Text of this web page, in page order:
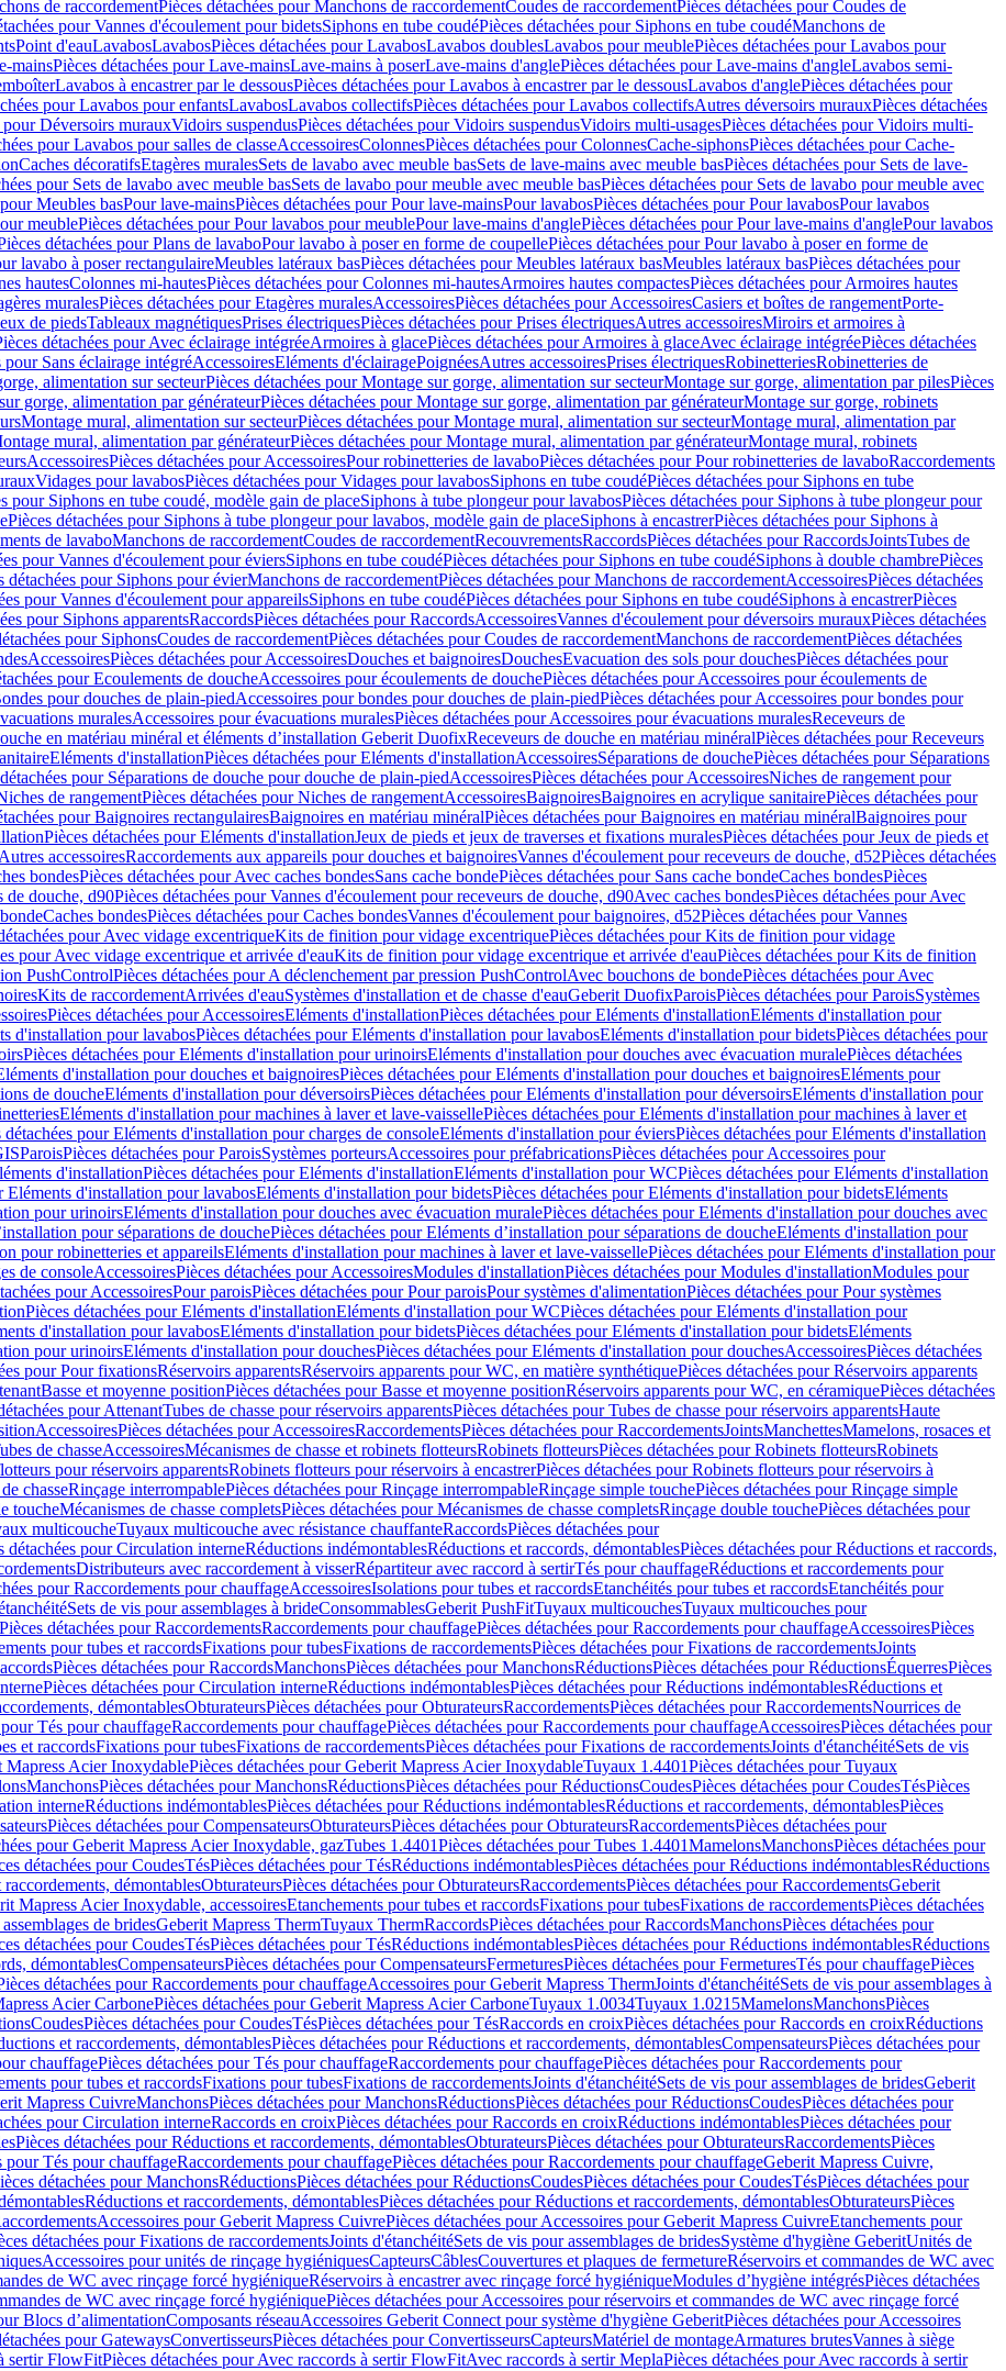
de raccordementPièces détachées pour Manchons de raccordementCoudes de raccordementPièces détachées pour Coudes de
pour Vannes d'écoulement pour bidetsSiphons en tube coudéPièces détachées pour Siphons en tube coudéManchons de
Point d'eauLavabosLavabosPièces détachées pour LavabosLavabos doublesLavabos pour meublePièces détachées pour Lavabos pour
mainsPièces détachées pour Lave-mainsLave-mains à poserLave-mains d'anglePièces détachées pour Lave-mains d'angleLavabos semi-
Lavabos à encastrer par le dessousPièces détachées pour Lavabos à encastrer par le dessousLavabos d'anglePièces détachées pour
pour Lavabos pour enfantsLavabosLavabos collectifsPièces détachées pour Lavabos collectifsAutres déversoirs murauxPièces détachées
pour Déversoirs murauxVidoirs suspendusPièces détachées pour Vidoirs suspendusVidoirs multi-usagesPièces détachées pour Vidoirs multi-
pour Lavabos pour salles de classeAccessoiresColonnesPièces détachées pour ColonnesCache-siphonsPièces détachées pour Cache-
Caches décoratifsEtagères muralesSets de lavabo avec meuble basSets de lave-mains avec meuble basPièces détachées pour Sets de lave-
pour Sets de lavabo avec meuble basSets de lavabo pour meuble avec meuble basPièces détachées pour Sets de lavabo pour meuble avec
Meubles basPour lave-mainsPièces détachées pour Pour lave-mainsPour lavabosPièces détachées pour Pour lavabosPour lavabos
meublePièces détachées pour Pour lavabos pour meublePour lave-mains d'anglePièces détachées pour Pour lave-mains d'anglePour lavabos
détachées pour Plans de lavaboPour lavabo à poser en forme de coupellePièces détachées pour Pour lavabo à poser en forme de
lavabo à poser rectangulaireMeubles latéraux basPièces détachées pour Meubles latéraux basMeubles latéraux basPièces détachées pour
hautesColonnes mi-hautesPièces détachées pour Colonnes mi-hautesArmoires hautes compactesPièces détachées pour Armoires hautes
muralesPièces détachées pour Etagères muralesAccessoiresPièces détachées pour AccessoiresCasiers et boîtes de rangementPorte-
de piedsTableaux magnétiquesPrises électriquesPièces détachées pour Prises électriquesAutres accessoiresMiroirs et armoires à
détachées pour Avec éclairage intégréeArmoires à glacePièces détachées pour Armoires à glaceAvec éclairage intégréePièces détachées
pour Sans éclairage intégréAccessoiresEléments d'éclairagePoignéesAutres accessoiresPrises électriquesRobinetteriesRobinetteries de
alimentation sur secteurPièces détachées pour Montage sur gorge, alimentation sur secteurMontage sur gorge, alimentation par pilesPièces
gorge, alimentation par générateurPièces détachées pour Montage sur gorge, alimentation par générateurMontage sur gorge, robinets
Montage mural, alimentation sur secteurPièces détachées pour Montage mural, alimentation sur secteurMontage mural, alimentation par
mural, alimentation par générateurPièces détachées pour Montage mural, alimentation par générateurMontage mural, robinets
AccessoiresPièces détachées pour AccessoiresPour robinetteries de lavaboPièces détachées pour Pour robinetteries de lavaboRaccordements
Vidages pour lavabosPièces détachées pour Vidages pour lavabosSiphons en tube coudéPièces détachées pour Siphons en tube
pour Siphons en tube coudé, modèle gain de placeSiphons à tube plongeur pour lavabosPièces détachées pour Siphons à tube plongeur pour
Pièces détachées pour Siphons à tube plongeur pour lavabos, modèle gain de placeSiphons à encastrerPièces détachées pour Siphons à
de lavaboManchons de raccordementCoudes de raccordementRecouvrementsRaccordsPièces détachées pour RaccordsJointsTubes de
pour Vannes d'écoulement pour éviersSiphons en tube coudéPièces détachées pour Siphons en tube coudéSiphons à double chambrePièces
détachées pour Siphons pour évierManchons de raccordementPièces détachées pour Manchons de raccordementAccessoiresPièces détachées
pour Vannes d'écoulement pour appareilsSiphons en tube coudéPièces détachées pour Siphons en tube coudéSiphons à encastrerPièces
pour Siphons apparentsRaccordsPièces détachées pour RaccordsAccessoiresVannes d'écoulement pour déversoirs murauxPièces détachées
pour SiphonsCoudes de raccordementPièces détachées pour Coudes de raccordementManchons de raccordementPièces détachées
AccessoiresPièces détachées pour AccessoiresDouches et baignoiresDouchesEvacuation des sols pour douchesPièces détachées pour
pour Ecoulements de doucheAccessoires pour écoulements de douchePièces détachées pour Accessoires pour écoulements de
pour douches de plain-piedAccessoires pour bondes pour douches de plain-piedPièces détachées pour Accessoires pour bondes pour
muralesAccessoires pour évacuations muralesPièces détachées pour Accessoires pour évacuations muralesReceveurs de
en matériau minéral et éléments d’installation Geberit DuofixReceveurs de douche en matériau minéralPièces détachées pour Receveurs
Eléments d'installationPièces détachées pour Eléments d'installationAccessoiresSéparations de douchePièces détachées pour Séparations
pour Séparations de douche pour douche de plain-piedAccessoiresPièces détachées pour AccessoiresNiches de rangement pour
de rangementPièces détachées pour Niches de rangementAccessoiresBaignoiresBaignoires en acrylique sanitairePièces détachées pour
pour Baignoires rectangulairesBaignoires en matériau minéralPièces détachées pour Baignoires en matériau minéralBaignoires pour
Pièces détachées pour Eléments d'installationJeux de pieds et jeux de traverses et fixations muralesPièces détachées pour Jeux de pieds et
Autres accessoiresRaccordements aux appareils pour douches et baignoiresVannes d'écoulement pour receveurs de douche, d52Pièces détachées
bondesPièces détachées pour Avec caches bondesSans cache bondePièces détachées pour Sans cache bondeCaches bondesPièces
de douche, d90Pièces détachées pour Vannes d'écoulement pour receveurs de douche, d90Avec caches bondesPièces détachées pour Avec
Caches bondesPièces détachées pour Caches bondesVannes d'écoulement pour baignoires, d52Pièces détachées pour Vannes
pour Avec vidage excentriqueKits de finition pour vidage excentriquePièces détachées pour Kits de finition pour vidage
pour Avec vidage excentrique et arrivée d'eauKits de finition pour vidage excentrique et arrivée d'eauPièces détachées pour Kits de finition
PushControlPièces détachées pour A déclenchement par pression PushControlAvec bouchons de bondePièces détachées pour Avec
Kits de raccordementArrivées d'eauSystèmes d'installation et de chasse d'eauGeberit DuofixParoisPièces détachées pour ParoisSystèmes
Pièces détachées pour AccessoiresEléments d'installationPièces détachées pour Eléments d'installationEléments d'installation pour
d'installation pour lavabosPièces détachées pour Eléments d'installation pour lavabosEléments d'installation pour bidetsPièces détachées pour
Pièces détachées pour Eléments d'installation pour urinoirsEléments d'installation pour douches avec évacuation muralePièces détachées
d'installation pour douches et baignoiresPièces détachées pour Eléments d'installation pour douches et baignoiresEléments pour
de doucheEléments d'installation pour déversoirsPièces détachées pour Eléments d'installation pour déversoirsEléments d'installation pour
Eléments d'installation pour machines à laver et lave-vaissellePièces détachées pour Eléments d'installation pour machines à laver et
détachées pour Eléments d'installation pour charges de consoleEléments d'installation pour éviersPièces détachées pour Eléments d'installation
ParoisPièces détachées pour ParoisSystèmes porteursAccessoires pour préfabricationsPièces détachées pour Accessoires pour
d'installationPièces détachées pour Eléments d'installationEléments d'installation pour WCPièces détachées pour Eléments d'installation
Eléments d'installation pour lavabosEléments d'installation pour bidetsPièces détachées pour Eléments d'installation pour bidetsEléments
pour urinoirsEléments d'installation pour douches avec évacuation muralePièces détachées pour Eléments d'installation pour douches avec
pour séparations de douchePièces détachées pour Eléments d’installation pour séparations de doucheEléments d'installation pour
pour robinetteries et appareilsEléments d'installation pour machines à laver et lave-vaissellePièces détachées pour Eléments d'installation pour
de consoleAccessoiresPièces détachées pour AccessoiresModules d'installationPièces détachées pour Modules d'installationModules pour
pour AccessoiresPour paroisPièces détachées pour Pour paroisPour systèmes d'alimentationPièces détachées pour Pour systèmes
Pièces détachées pour Eléments d'installationEléments d'installation pour WCPièces détachées pour Eléments d'installation pour
d'installation pour lavabosEléments d'installation pour bidetsPièces détachées pour Eléments d'installation pour bidetsEléments
pour urinoirsEléments d'installation pour douchesPièces détachées pour Eléments d'installation pour douchesAccessoiresPièces détachées
pour Pour fixationsRéservoirs apparentsRéservoirs apparents pour WC, en matière synthétiquePièces détachées pour Réservoirs apparents
Basse et moyenne positionPièces détachées pour Basse et moyenne positionRéservoirs apparents pour WC, en céramiquePièces détachées
pour AttenantTubes de chasse pour réservoirs apparentsPièces détachées pour Tubes de chasse pour réservoirs apparentsHaute
AccessoiresPièces détachées pour AccessoiresRaccordementsPièces détachées pour RaccordementsJointsManchettesMamelons, rosaces et
de chasseAccessoiresMécanismes de chasse et robinets flotteursRobinets flotteursPièces détachées pour Robinets flotteursRobinets
pour réservoirs apparentsRobinets flotteurs pour réservoirs à encastrerPièces détachées pour Robinets flotteurs pour réservoirs à
chasseRinçage interrompablePièces détachées pour Rinçage interrompableRinçage simple touchePièces détachées pour Rinçage simple
toucheMécanismes de chasse completsPièces détachées pour Mécanismes de chasse completsRinçage double touchePièces détachées pour
multicoucheTuyaux multicouche avec résistance chauffanteRaccordsPièces détachées pour
détachées pour Circulation interneRéductions indémontablesRéductions et raccords, démontablesPièces détachées pour Réductions et raccords,
Distributeurs avec raccordement à visserRépartiteur avec raccord à sertirTés pour chauffageRéductions et raccordements pour
pour Raccordements pour chauffageAccessoiresIsolations pour tubes et raccordsEtanchéités pour tubes et raccordsEtanchéités pour
Sets de vis pour assemblages à brideConsommablesGeberit PushFitTuyaux multicouchesTuyaux multicouches pour
Pièces détachées pour RaccordementsRaccordements pour chauffagePièces détachées pour Raccordements pour chauffageAccessoiresPièces
pour tubes et raccordsFixations pour tubesFixations de raccordementsPièces détachées pour Fixations de raccordementsJoints
Pièces détachées pour RaccordsManchonsPièces détachées pour ManchonsRéductionsPièces détachées pour RéductionsÉquerresPièces
Pièces détachées pour Circulation interneRéductions indémontablesPièces détachées pour Réductions indémontablesRéductions et
démontablesObturateursPièces détachées pour ObturateursRaccordementsPièces détachées pour RaccordementsNourrices de
Tés pour chauffageRaccordements pour chauffagePièces détachées pour Raccordements pour chauffageAccessoiresPièces détachées pour
et raccordsFixations pour tubesFixations de raccordementsPièces détachées pour Fixations de raccordementsJoints d'étanchéitéSets de vis
Mapress Acier InoxydablePièces détachées pour Geberit Mapress Acier InoxydableTuyaux 1.4401Pièces détachées pour Tuyaux
ManchonsPièces détachées pour ManchonsRéductionsPièces détachées pour RéductionsCoudesPièces détachées pour CoudesTésPièces
interneRéductions indémontablesPièces détachées pour Réductions indémontablesRéductions et raccordements, démontablesPièces
Pièces détachées pour CompensateursObturateursPièces détachées pour ObturateursRaccordementsPièces détachées pour
pour Geberit Mapress Acier Inoxydable, gazTubes 1.4401Pièces détachées pour Tubes 1.4401MamelonsManchonsPièces détachées pour
détachées pour CoudesTésPièces détachées pour TésRéductions indémontablesPièces détachées pour Réductions indémontablesRéductions
démontablesObturateursPièces détachées pour ObturateursRaccordementsPièces détachées pour RaccordementsGeberit
Mapress Acier Inoxydable, accessoiresEtanchements pour tubes et raccordsFixations pour tubesFixations de raccordementsPièces détachées
de bridesGeberit Mapress ThermTuyaux ThermRaccordsPièces détachées pour RaccordsManchonsPièces détachées pour
détachées pour CoudesTésPièces détachées pour TésRéductions indémontablesPièces détachées pour Réductions indémontablesRéductions
démontablesCompensateursPièces détachées pour CompensateursFermeturesPièces détachées pour FermeturesTés pour chauffagePièces
détachées pour Raccordements pour chauffageAccessoires pour Geberit Mapress ThermJoints d'étanchéitéSets de vis pour assemblages à
Acier CarbonePièces détachées pour Geberit Mapress Acier CarboneTuyaux 1.0034Tuyaux 1.0215MamelonsManchonsPièces
CoudesPièces détachées pour CoudesTésPièces détachées pour TésRaccords en croixPièces détachées pour Raccords en croixRéductions
et raccordements, démontablesPièces détachées pour Réductions et raccordements, démontablesCompensateursPièces détachées pour
chauffagePièces détachées pour Tés pour chauffageRaccordements pour chauffagePièces détachées pour Raccordements pour
pour tubes et raccordsFixations pour tubesFixations de raccordementsJoints d'étanchéitéSets de vis pour assemblages de bridesGeberit
Mapress CuivreManchonsPièces détachées pour ManchonsRéductionsPièces détachées pour RéductionsCoudesPièces détachées pour
pour Circulation interneRaccords en croixPièces détachées pour Raccords en croixRéductions indémontablesPièces détachées pour
Pièces détachées pour Réductions et raccordements, démontablesObturateursPièces détachées pour ObturateursRaccordementsPièces
pour Tés pour chauffageRaccordements pour chauffagePièces détachées pour Raccordements pour chauffageGeberit Mapress Cuivre,
détachées pour ManchonsRéductionsPièces détachées pour RéductionsCoudesPièces détachées pour CoudesTésPièces détachées pour
Réductions et raccordements, démontablesPièces détachées pour Réductions et raccordements, démontablesObturateursPièces
Accessoires pour Geberit Mapress CuivrePièces détachées pour Accessoires pour Geberit Mapress CuivreEtanchements pour
détachées pour Fixations de raccordementsJoints d'étanchéitéSets de vis pour assemblages de bridesSystème d'hygiène GeberitUnités de
Accessoires pour unités de rinçage hygiéniquesCapteursCâblesCouvertures et plaques de fermetureRéservoirs et commandes de WC avec
de WC avec rinçage forcé hygiéniqueRéservoirs à encastrer avec rinçage forcé hygiéniqueModules d’hygiène intégrésPièces détachées
de WC avec rinçage forcé hygiéniquePièces détachées pour Accessoires pour réservoirs et commandes de WC avec rinçage forcé
Blocs d’alimentationComposants réseauAccessoires Geberit Connect pour système d'hygiène GeberitPièces détachées pour Accessoires
pour GatewaysConvertisseursPièces détachées pour ConvertisseursCapteursMatériel de montageArmatures brutesVannes à siège
sertir FlowFitPièces détachées pour Avec raccords à sertir FlowFitAvec raccords à sertir MeplaPièces détachées pour Avec raccords à sertir